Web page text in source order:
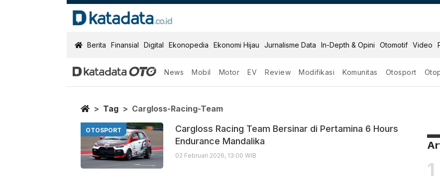
KatadataOTO
Berita Finansial Digital Ekonopedia Ekonomi Hijau Jurnalisme Data In-Depth & Opini Otomotif Video
News Mobil Motor EV Review Modifikasi Komunitas Otosport
Cargloss Racing Team
Berita Terbaru
Home
Tag Cargloss-Racing-Team
OTOSPORT
Cargloss Racing Team Bersinar di Pertamina 6 Hours
Endurance Mandalika
02 Februari 2026, 13:00 WIB
1